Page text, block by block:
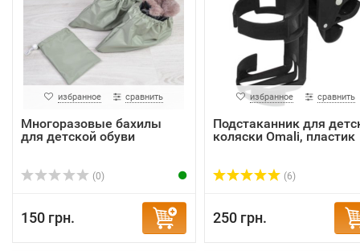
избранное сравнить
Многоразовые бахилы
для детской обуви
(0)
150 грн.
избранное сравнить
Подстаканник для
коляски Omali, пластик
(6)
250 грн.